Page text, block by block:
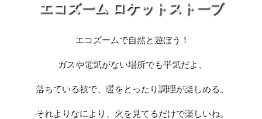
エコズーム ロケットストーブ
エコズームで自然と遊ぼう！
ガスや電気がない場所でも平気だよ、
落ちている枝で、暖をとったり調理が楽しめる。
それよりなにより、火を見てるだけで楽しいね。